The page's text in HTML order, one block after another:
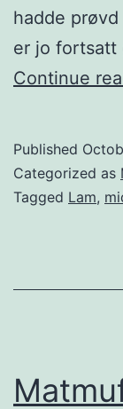
hadde
er jo fortsatt
Continue
Published
Categorized as
Tagged Lam,